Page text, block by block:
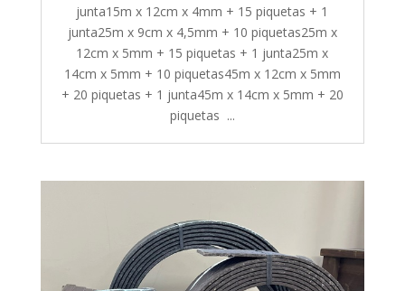
junta15m x 12cm x 4mm + 15 piquetas + 1
junta25m x 9cm x 4,5mm + 10 piquetas25m x
12cm x 5mm + 15 piquetas + 1 junta25m x
14cm x 5mm + 10 piquetas45m x 12cm x 5mm
+ 20 piquetas + 1 junta45m x 14cm x 5mm + 20
piquetas ...